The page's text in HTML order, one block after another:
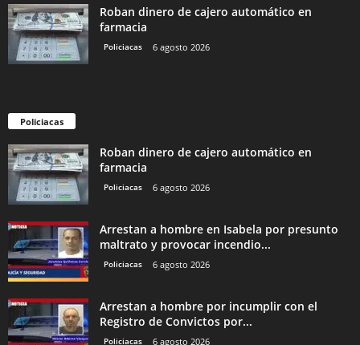
Roban dinero de cajero automático en
farmacia
Policiacas 6 agosto 2026
Policiacas
Roban dinero de cajero automático en
farmacia
Policiacas 6 agosto 2026
Arrestan a hombre en Isabela por presunto
maltrato y provocar incendio...
Policiacas 6 agosto 2026
Arrestan a hombre por incumplir con el
Registro de Convictos por...
Policiacas 6 agosto 2026